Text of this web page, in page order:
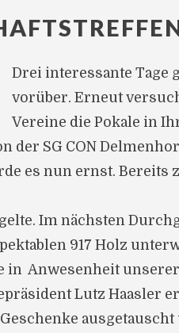
Drei interessante Tage
vorüber. Erneut
Vereine die Pokale in
der SG CON
es nun ernst. Bereits
Im nächsten
917 Holz
in Anwesenheit
Lutz Haasler
ausgetauscht